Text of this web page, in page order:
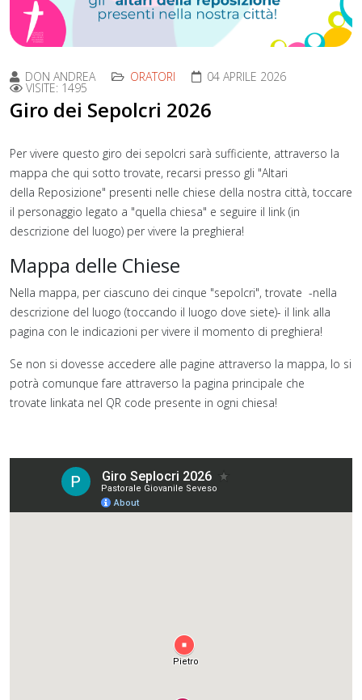
DON ANDREA ORATORI 04 APRILE 2026
VISITE: 1495
Giro dei Sepolcri 2026
Per vivere questo giro dei sepolcri sarà sufficiente, attraverso la
mappa che qui sotto trovate, recarsi presso gli "Altari
della Reposizione" presenti nelle chiese della nostra città, toccare
il personaggio legato a "quella chiesa" e seguire il link (in
descrizione del luogo) per vivere la preghiera!
Mappa delle Chiese
Nella mappa, per ciascuno dei cinque "sepolcri", trovate -nella
descrizione del luogo (toccando il luogo dove siete)- il link alla
pagina con le indicazioni per vivere il momento di preghiera!
Se non si dovesse accedere alle pagine attraverso la mappa, lo si
potrà comunque fare attraverso la pagina principale che
trovate linkata nel QR code presente in ogni chiesa!